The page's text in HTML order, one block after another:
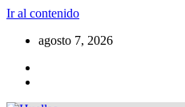
Ir al contenido
agosto 7, 2026